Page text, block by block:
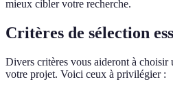
mieux cibler votre recherche.
Critères de sélection
Divers critères vous aideront à choisir
votre projet. Voici ceux à privilégier :